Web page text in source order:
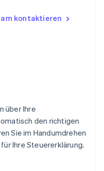
kontaktieren
über Ihre
den richtigen
Sie im Handumdrehen
Ihre Steuererklärung.